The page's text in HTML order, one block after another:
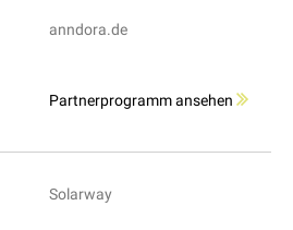
anndora.de
Partnerprogramm ansehen
Solarway